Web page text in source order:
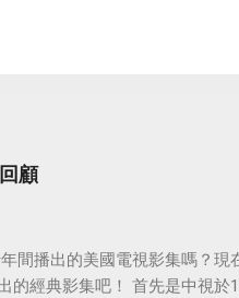
顧
間播出的美國電視影集嗎？現
的經典影集吧！ 首先是中視於